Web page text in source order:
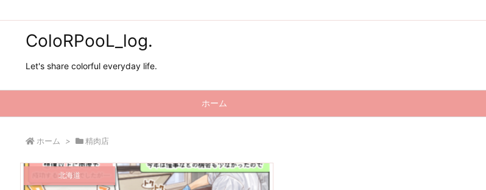
ColoRPooL_log.
Let's share colorful everyday life.
ホーム
ホーム > 精肉店
北海道